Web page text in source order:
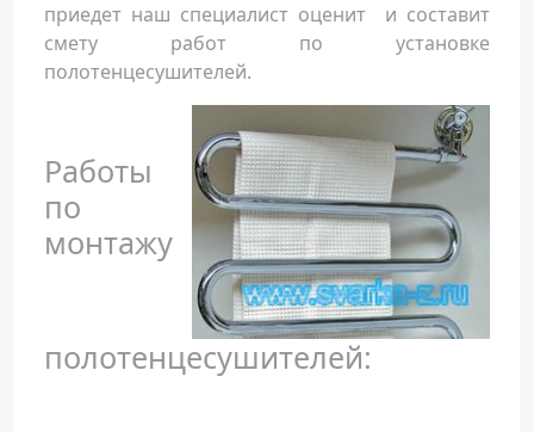
приедет наш специалист оценит и составит
смету работ по установке
полотенцесушителей.
Работы
по
монтажу
полотенцесушителей: